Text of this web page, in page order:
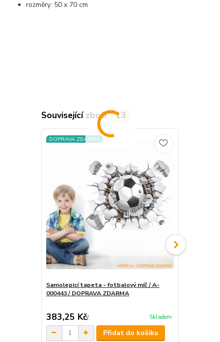
rozměry: 50 x 70 cm
Související zboží 13
DOPRAVA ZDARMA
Samolepicí tapeta - fotbalový míč / A-
000443 / DOPRAVA ZDARMA
383,25 Kč/. Skladem
Přidat do košíku